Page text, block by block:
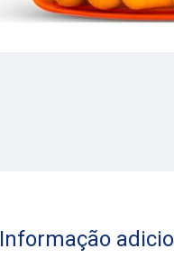
Informação